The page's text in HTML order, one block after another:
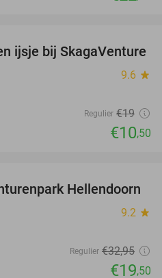
45%
ijsje bij SkagaVenture
9.6 star
Regulier €19
€10,50
41%
Hellendoorn
9.2 star
Regulier €32,95
€19,50